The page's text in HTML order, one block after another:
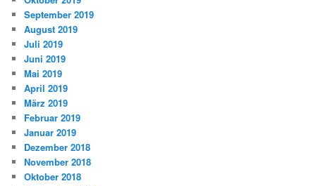
September 2019
August 2019
Juli 2019
Juni 2019
Mai 2019
April 2019
März 2019
Februar 2019
Januar 2019
Dezember 2018
November 2018
Oktober 2018